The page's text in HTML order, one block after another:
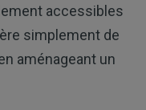
accessibles
simplement de
aménageant un